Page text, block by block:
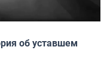
об уставшем